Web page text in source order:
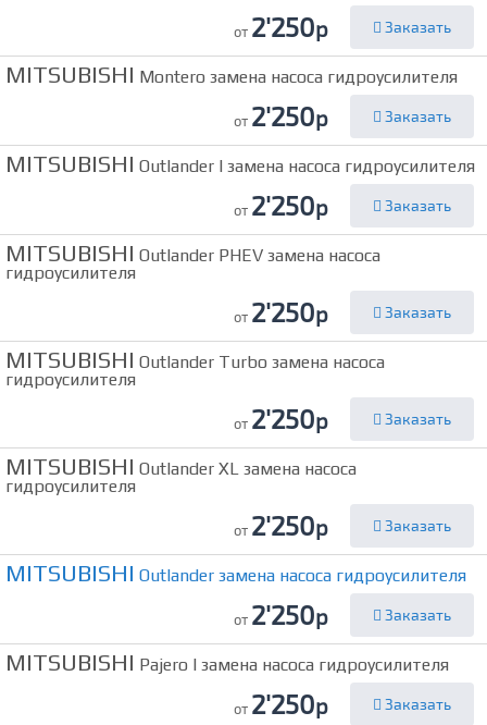
от 2'250р Заказать
MITSUBISHI Montero замена насоса гидроусилителя
от 2'250р Заказать
MITSUBISHI Outlander I замена насоса гидроусилителя
от 2'250р Заказать
MITSUBISHI Outlander PHEV замена насоса
гидроусилителя
от 2'250р Заказать
MITSUBISHI Outlander Turbo замена насоса
гидроусилителя
от 2'250р Заказать
MITSUBISHI Outlander XL замена насоса
гидроусилителя
от 2'250р Заказать
MITSUBISHI Outlander замена насоса гидроусилителя
от 2'250р Заказать
MITSUBISHI Pajero I замена насоса гидроусилителя
от 2'250р Заказать